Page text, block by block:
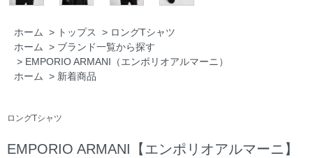
ホーム > トップス > ロングTシャツ
ホーム > ブランド一覧から探す
> EMPORIO ARMANI（エンポリオアルマーニ）
ホーム > 新着商品
ロングTシャツ
EMPORIO ARMANI【エンポリオアルマーニ】